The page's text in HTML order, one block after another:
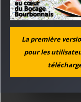
La première
pour les